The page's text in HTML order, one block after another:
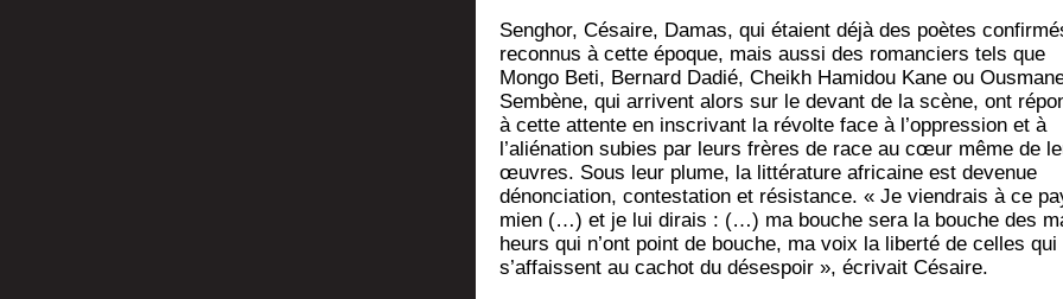
Sen­ghor, Césaire, Damas, qui étaient déjà des poètes
recon­nus à cette époque, mais aus­si des roman­ciers tels que
Mon­go Beti, Ber­nard Dadié, Cheikh Hami­dou Kane ou
Sem­bène, qui arrivent alors sur le devant de la scène, ont
à cette attente en ins­cri­vant la révolte face à l’oppression et à
l’aliénation subies par leurs frères de race au cœur même de
œuvres. Sous leur plume, la lit­té­ra­ture afri­caine est deve­nue
dénon­cia­tion, contes­ta­tion et résis­tance. « Je vien­drais à ce
mien (…) et je lui dirais : (…) ma bouche sera la bouche des
heurs qui n’ont point de bouche, ma voix la liber­té de celles qui
s’affaissent au cachot du déses­poir », écri­vait Césaire.